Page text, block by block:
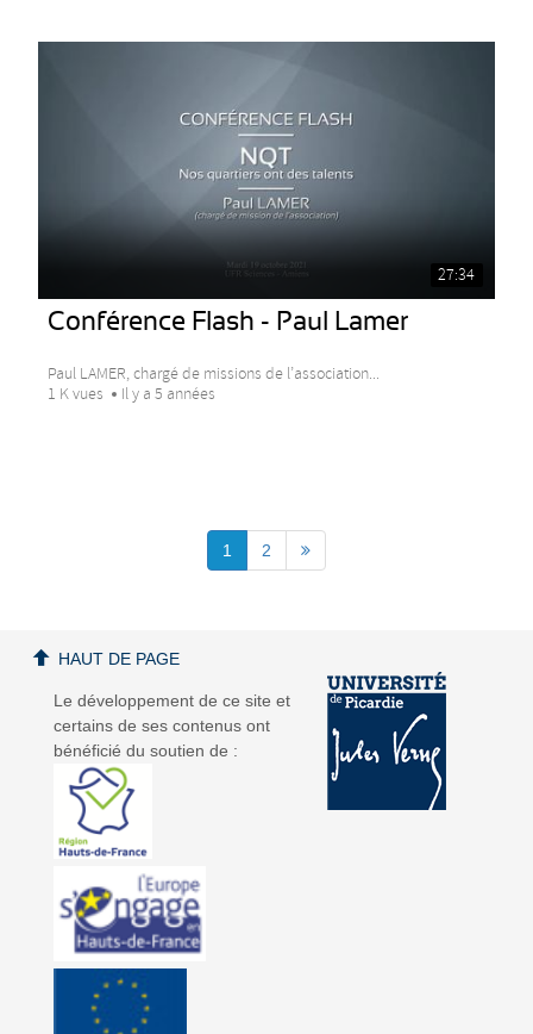
27:34
Conférence Flash - Paul Lamer
Paul LAMER, chargé de missions de l’association...
1 K vues
Il y a 5 années
1 2
Le développement de ce site et
certains de ses contenus ont
bénéficié du soutien de :
HAUT DE PAGE